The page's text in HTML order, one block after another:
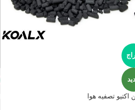
اکتیو تصفیه هوا